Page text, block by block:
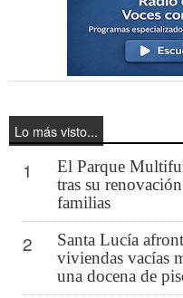
Lo más visto...
1
El Parque
tras su
familias
2
Santa Lucía
viviendas vacías
una docena de